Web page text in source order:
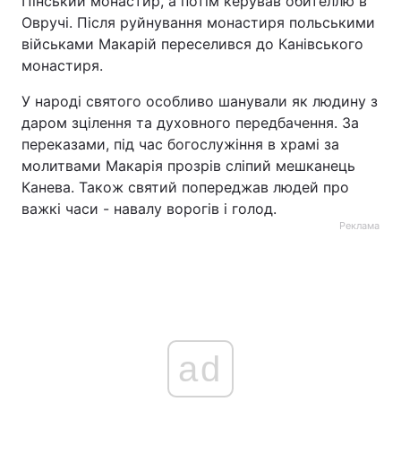
Овручі. Після руйнування монастиря польськими
військами Макарій переселився до Канівського
монастиря.
У народі святого особливо шанували як людину з
даром зцілення та духовного передбачення. За
переказами, під час богослужіння в храмі за
молитвами Макарія прозрів сліпий мешканець
Канева. Також святий попереджав людей про
важкі часи - навалу ворогів і голод.
Реклама
ad